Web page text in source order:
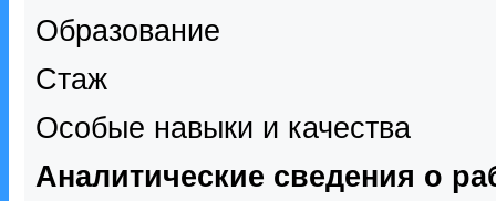
Образование
Стаж
Особые навыки и качества
Аналитические сведения о